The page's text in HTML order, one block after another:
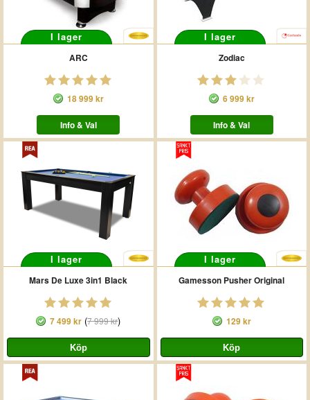
I lager
ARC
18 999 kr
Info & Val
I lager
Zodiac
6 999 kr
Info & Val
I lager
Mars De Luxe 3in1 Black
7 499 kr (7 999 kr)
I lager
Gamesson Pusher Original
129 kr